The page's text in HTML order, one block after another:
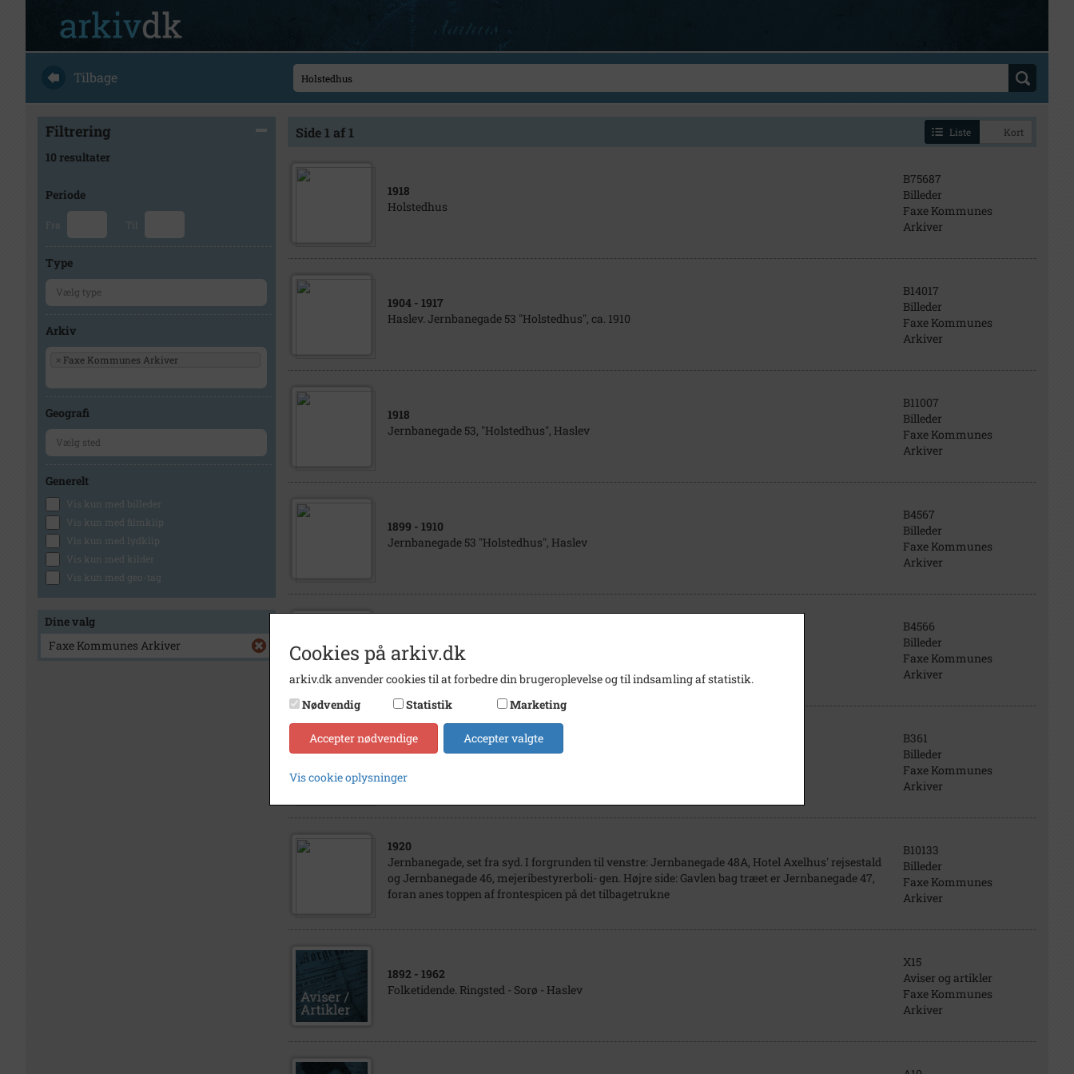
Tilbage
Filtrering
10 resultater
Periode
Fra Til
Type
Arkiv
× Faxe Kommunes Arkiver
Geografi
Generelt
Vis kun med billeder
Vis kun med filmklip
Vis kun med lydklip
Vis kun med kilder
Vis kun med geo-tag
Dine valg
Faxe Kommunes Arkiver
Side 1 af 1 Liste Kort
1918
Holstedhus
B75687
Billeder
Faxe Kommunes
Arkiver
1904 - 1917
Haslev. Jernbanegade 53 "Holstedhus", ca. 1910
B14017
Billeder
Faxe Kommunes
Arkiver
1918
Jernbanegade 53, "Holstedhus", Haslev
B11007
Billeder
Faxe Kommunes
Arkiver
1899 - 1910
Jernbanegade 53 "Holstedhus", Haslev
B4567
Billeder
Faxe Kommunes
Arkiver
Jernbanegade 53, "Holstedhus", Haslev
B4566
Billeder
Faxe Kommunes
Arkiver
1910- 1930
B361
Billeder
Faxe Kommunes
Arkiver
1920
Jernbanegade, set fra syd. I forgrunden til venstre: Jernbanegade 48A, Hotel Axelhus' rejsestald
og Jernbanegade 46, mejeribestyrerboli- gen. Højre side: Gavlen bag træet er Jernbanegade 47,
foran anes toppen af frontespicen på det tilbagetrukne
B10133
Billeder
Faxe Kommunes
Arkiver
1892 - 1962
Folketidende. Ringsted - Sorø - Haslev
X15
Aviser og artikler
Faxe Kommunes
Arkiver
Cookies på arkiv.dk
arkiv.dk anvender cookies til at forbedre din brugeroplevelse og til indsamling af statistik.
Nødvendig
Statistik Marketing
Accepter nødvendige Accepter valgte
Vis cookie oplysninger